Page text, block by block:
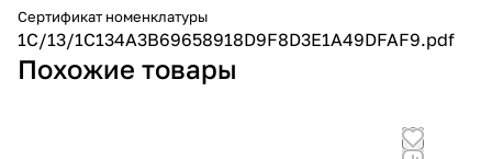
Сертификат номенклатуры
1C/13/1C134A3B69658918D9F8D3E1A49DFAF9.pdf
Похожие товары